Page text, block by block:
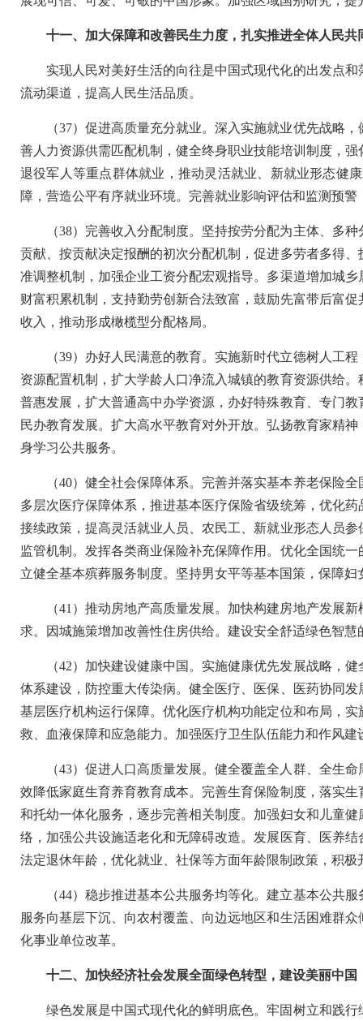
十一、加大保障和改善民生力度，扎实推进全体人民共
实现人民对美好生活的向往是中国式现代化的出发点
流动渠道，提高人民生活品质。
（37）促进高质量充分就业。深入实施就业优先战略
善人力资源供需匹配机制，健全终身职业技能培训制度，
退役军人等重点群体就业，推动灵活就业、新就业形态健
障，营造公平有序就业环境。完善就业影响评估和监测预
（38）完善收入分配制度。坚持按劳分配为主体、多
贡献、按贡献决定报酬的初次分配机制，促进多劳者多得
准调整机制，加强企业工资分配宏观指导。多渠道增加城
财富积累机制，支持勤劳创新合法致富，鼓励先富带后富
收入，推动形成橄榄型分配格局。
（39）办好人民满意的教育。实施新时代立德树人工
资源配置机制，扩大学龄人口净流入城镇的教育资源供给
普惠发展，扩大普通高中办学资源，办好特殊教育、专门
民办教育发展。扩大高水平教育对外开放。弘扬教育家精
身学习公共服务。
（40）健全社会保障体系。完善并落实基本养老保险
多层次医疗保障体系，推进基本医疗保险省级统筹，优化
接续政策，提高灵活就业人员、农民工、新就业形态人员
监管机制。发挥各类商业保险补充保障作用。优化全国统
立健全基本殡葬服务制度。坚持男女平等基本国策，保障
（41）推动房地产高质量发展。加快构建房地产发展
求。因城施策增加改善性住房供给。建设安全舒适绿色智
（42）加快建设健康中国。实施健康优先发展战略，
体系建设，防控重大传染病。健全医疗、医保、医药协同
基层医疗机构运行保障。优化医疗机构功能定位和布局，
救、血液保障和应急能力。加强医疗卫生队伍能力和作风
（43）促进人口高质量发展。健全覆盖全人群、全生
效降低家庭生育养育教育成本。完善生育保险制度，落实
和托幼一体化服务，逐步完善相关制度。加强妇女和儿童
络，加强公共设施适老化和无障碍改造。发展医育、医养
法定退休年龄，优化就业、社保等方面年龄限制政策，积
（44）稳步推进基本公共服务均等化。建立基本公共
服务向基层下沉、向农村覆盖、向边远地区和生活困难群
化事业单位改革。
十二、加快经济社会发展全面绿色转型，建设美丽中国
绿色发展是中国式现代化的鲜明底色。牢固树立和践